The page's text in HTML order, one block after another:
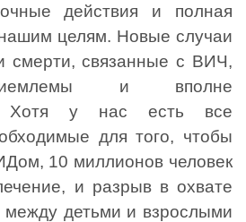
действия и полная
целям. Новые случаи
смерти, связанные с ВИЧ,
и вполне
Хотя у нас есть все
для того, чтобы
10 миллионов человек
и разрыв в охвате
детьми и взрослыми